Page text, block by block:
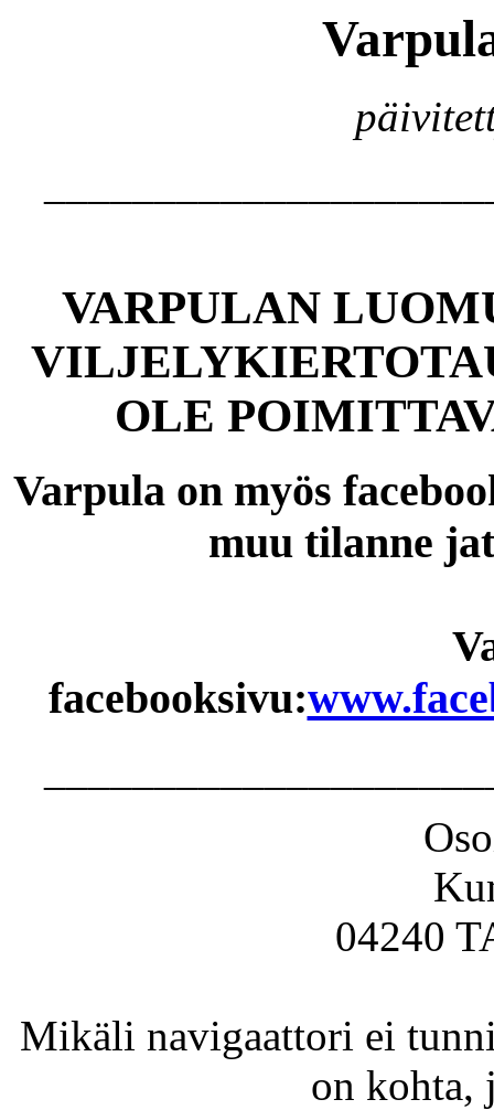
VARPULAN
OLE
Varpula on myös
muu tilanne
facebooksivu:
04240
Mikäli navigaattori ei
on kohta,